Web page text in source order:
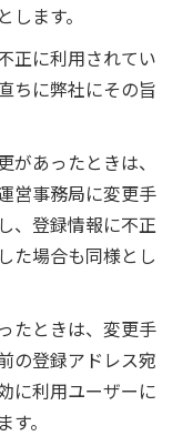
ます。
正に利用されてい
ちに弊社にその旨
があったときは、
営事務局に変更手
、登録情報に不正
た場合も同様とし
たときは、変更手
の登録アドレス宛
に利用ユーザーに
。